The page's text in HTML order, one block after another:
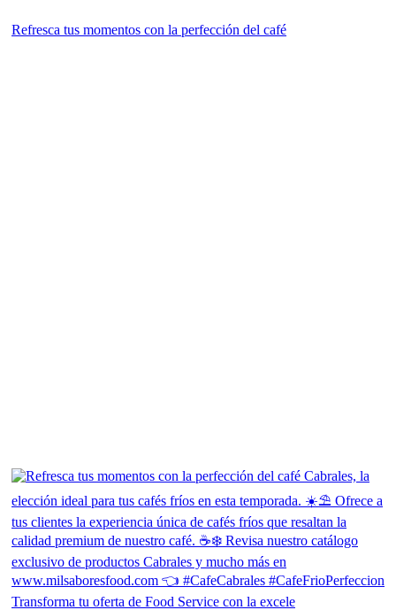
Refresca tus momentos con la perfección del café
Transforma tu oferta de Food Service con la excele